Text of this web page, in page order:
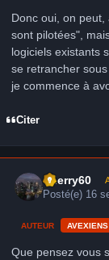
Donc oui, on
sont pilotées",
logiciels existants
se retrancher
je commence à
Citer
thierry60
Posté(e) 16
AUTEUR AVEXIENS
Que pensez vous